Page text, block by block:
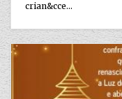
crian&cce...